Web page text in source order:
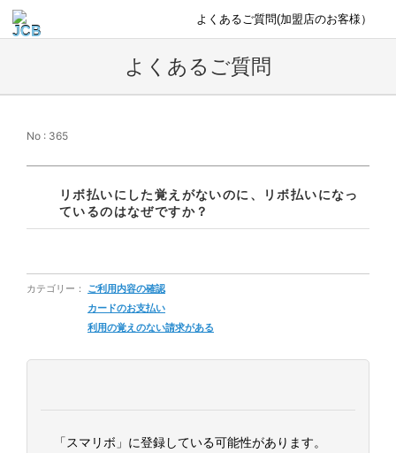
よくあるご質問(加盟店のお客様）
よくあるご質問
No : 365
リボ払いにした覚えがないのに、リボ払いになっ
ているのはなぜですか？
カテゴリー：
ご利用内容の確認
カードのお支払い
利用の覚えのない請求がある
「スマリボ」に登録している可能性があります。